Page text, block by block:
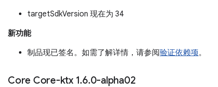
targetSdkVersion 现在为 34
新功能
制品现已签名。如需了解详情，请参阅验证依赖项。
Core Core-ktx 1.6.0-alpha02